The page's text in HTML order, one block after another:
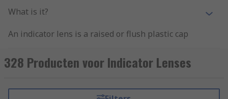
What is it?
An indicator lens is a raised or flush plastic cap
indicator.
328 Producten voor Indicator Lenses